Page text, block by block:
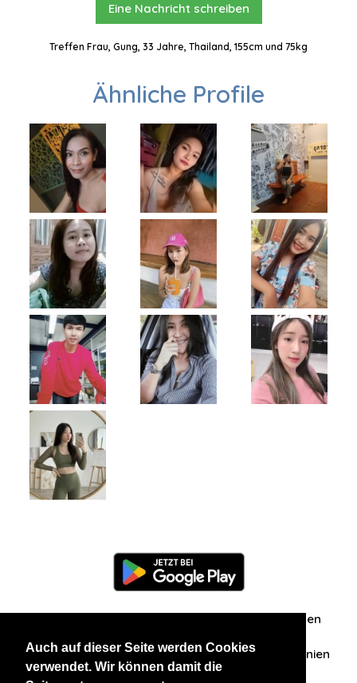
Auch auf dieser Seite werden Cookies
verwendet. Wir können damit die
Eine Nachricht schreiben
Treffen Frau, Gung, 33 Jahre, Thailand, 155cm und 75kg
Ähnliche Profile
Zuschriften/Erfahrungen
Datenschutzerklärung AGB Datenschutzrichtlinien